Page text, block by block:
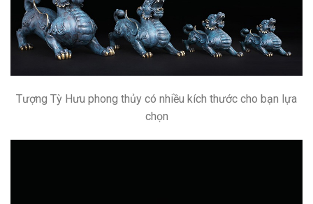
Tượng Tỳ Hưu phong thủy có nhiều kích thước cho bạn lựa
chọn